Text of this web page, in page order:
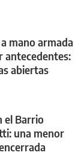
mano armada
antecedentes:
abiertas
el Barrio
una menor